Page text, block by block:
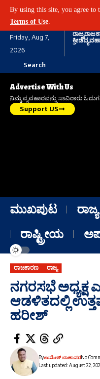
By using this site, you agree to
Terms of Use
Friday, Aug 7,
2026
ರಾಜ್ಯ
ಕ್ರೀಡೆ
Search
Advertise With Us
ನಿಮ್ಮ ವ್ಯವಹಾರವನ್ನು ಸಾವಿರಾರು
Support US
ಮುಖಪುಟ
ರಾಜ್ಯ
ರಾಷ್ಟ್ರೀಯ
ರಾಜಕಾರಣ ರಾಜ್ಯ
ನಗರಸಭೆ ಅಧ್ಯಕ್ಷ
ಆಡಳಿತದಲ್ಲಿ
ಹರೀಶ್
Last updated: August 22,
Byಉಮೇಶ್ ಬಾಣಾವರNo